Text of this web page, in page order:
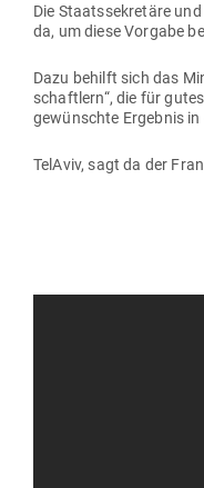
Die Staats­se­kretäre
da, um diese Vorgabe
Dazu behilft sich das
schaftlern“, die für
gewünschte Ergebnis
TelAviv, sagt da der